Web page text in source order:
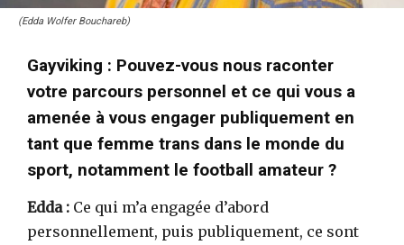
(Edda Wolfer Bouchareb)
Gayviking : Pouvez-vous nous raconter
votre parcours personnel et ce qui vous a
amenée à vous engager publiquement en
tant que femme trans dans le monde du
sport, notamment le football amateur ?
Edda : Ce qui m’a engagée d’abord
personnellement, puis publiquement, ce sont